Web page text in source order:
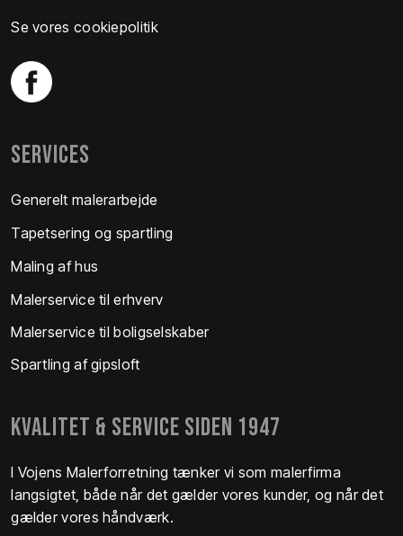
Se vores cookiepolitik
SERVICES
Generelt malerarbejde
Tapetsering og spartling
Maling af hus
Malerservice til erhverv
Malerservice til boligselskaber
Spartling af gipsloft
KVALITET & SERVICE SIDEN 1947
I Vojens Malerforretning tænker vi som malerfirma
langsigtet, både når det gælder vores kunder, og når det
gælder vores håndværk.